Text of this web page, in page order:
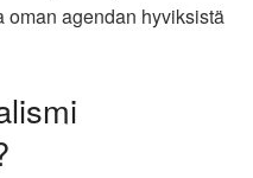
oman agendan hyviksistä